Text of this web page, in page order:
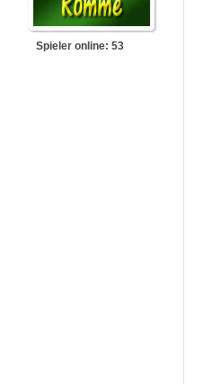
Spieler online: 53